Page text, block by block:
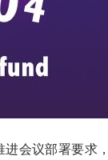
会议部署要求